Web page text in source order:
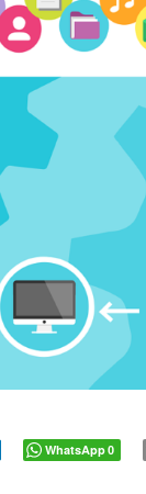
WhatsApp 0